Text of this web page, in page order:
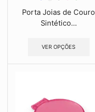
Porta Joias de Couro
Sintético...
VER OPÇÕES